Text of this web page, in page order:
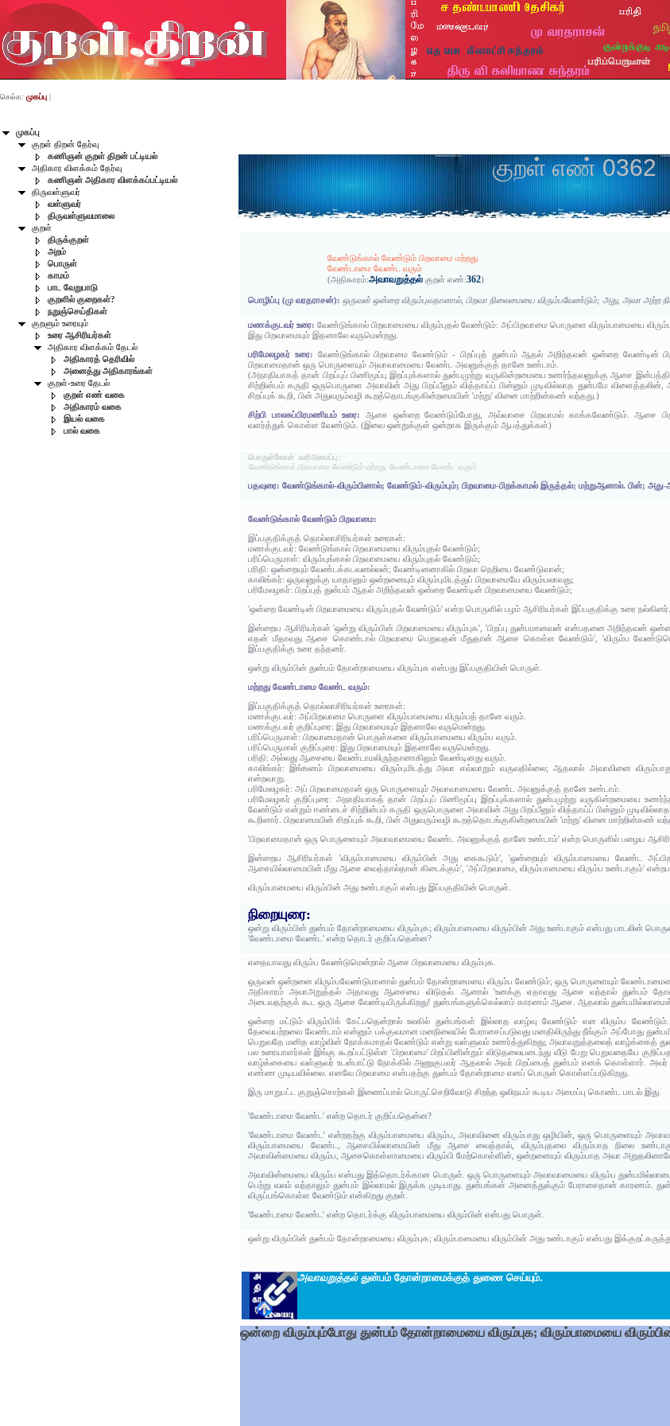
முகப்பு
குறள் திறன் தேர்வு
கணிஞன் குறள் திறன் பட்டியல்
அதிகார விளக்கம் தேர்வு
கணிஞன் அதிகார விளக்கப்பட்டியல்
திருவள்ளுவர்
வள்ளுவர்
திருவள்ளுவமாலை
குறள்
திருக்குறள்
அறம்
பொருள்
காமம்
பாட வேறுபாடு
குறளில் குறைகள்?
நறுஞ்செய்திகள்
குறளும் உரையும்
உரை ஆசிரியர்கள்
அதிகார விளக்கம் தேடல்
அதிகாரத் தெரிவில்
அனைத்து அதிகாரங்கள்
குறள்-உரை தேடல்
குறள் எண் வகை
அதிகாரம் வகை
இயல் வகை
பால் வகை
செல்க: முகப்பு |
குறள் எண் 0362
வேண்டுங்கால் வேண்டும் பிறவாமை மற்றது
வேண்டாமை வேண்ட வரும்
(அதிகாரம்:அவாவறுத்தல் குறள் எண்:362)
பொழிப்பு (மு வரதராசன்): ஒருவன் ஒன்றை விரும்புவதானால், பிறவா நிலைமையை விரும்பவேண்டும்; அது, அவா அற்ற
மணக்குடவர் உரை:வேண்டுங்கால் பிறவாமையை விரும்புதல் வேண்டும்: அப்பிறவாமை பொருளை விரும்பாமையை
இது பிறவாமையும் இதனாலே வருமென்றது.
பரிமேலழகர் உரை: வேண்டுங்கால் பிறவாமை வேண்டும் - பிறப்புத் துன்பம் ஆதல் அறிந்தவன் ஒன்றை
பிறவாமைதான் ஒரு பொருளையும் அவாவாமையை வேண்ட அவனுக்குத் தானே உண்டாம்.
(அநாதியாகத் தான் பிறப்புப் பிணிமூப்பு இறப்புக்களால் துன்பமுற்று வருகின்றமையை உணர்ந்தவனுக்கு ஆசை
சிற்றின்பம் கருதி ஒருபொருளை அவாவின் அது பிறப்பீனும் வித்தாய்ப் பின்னும் முடிவில்லாத துன்பமே
சிறப்புக் கூறி, பின் அதுவரும்வழி கூறத்தொடங்குகின்றமையின் 'மற்று' வினை மாற்றின்கண் வந்தது.)
சிற்பி பாலசுப்பிரமணியம் உரை:ஆசை ஒன்றை வேண்டும்போது, அவ்வாசை பிறவாமல் காக்கவேண்டும். ஆசை
வளர்த்துக் கொள்ள வேண்டும். (இவை ஒன்றுக்குள் ஒன்றாக இருக்கும் ஆபத்துக்கள்)
பொருள்கோள் வரிஅமைப்பு:
வேண்டுங்கால் பிறவாமை வேண்டும் மற்றது வேண்டாமை வேண்ட வரும்.
பதவுரை: வேண்டுங்கால்-விரும்பினால்; வேண்டும்-விரும்பும்; பிறவாமை-பிறக்காமல் இருத்தல்; மற்றுஆனால். பின்;
வேண்டுங்கால் வேண்டும் பிறவாமை:
இப்பகுதிக்குத் தொல்லாசிரியர்கள் உரைகள்:
மணக்குடவர்: வேண்டுங்கால் பிறவாமையை விரும்புதல் வேண்டும்;
பரிப்பெருமாள்: விரும்புங்கால் பிறவாமையை விரும்புதல் வேண்டும்;
பரிதி: ஒன்றையும் வேண்டக்கடவனல்லன்; வேண்டினனாகில் பிறவா நெறியை வேண்டுவான்;
காலிங்கர்: ஒருவனுக்கு யாதானும் ஒன்றனையும் விரும்புமிடத்துப் பிறவாமையே விரும்பலாவது;
பரிமேலழகர்: பிறப்புத் துன்பம் ஆதல் அறிந்தவன் ஒன்றை வேண்டின் பிறவாமையை வேண்டும்;
'ஒன்றை வேண்டின் பிறவாமையை விரும்புதல் வேண்டும்' என்ற பொருளில் பழம் ஆசிரியர்கள் இப்பகுதிக்கு உரை நல்கினர்.
இன்றைய ஆசிரியர்கள் 'ஒன்று விரும்பின் பிறவாமையை விரும்புக', 'பிறப்பு துன்பமானவன் என்பதனை அறிந்தவன்
எதன் மீதாவது ஆசை கொண்டால் பிறவாமை பெறுவதன் மீதுதான் ஆசை கொள்ள வேண்டும்', 'விரும்ப
இப்பகுதிக்கு உரை தந்தனர்.
ஒன்று விரும்பின் துன்பம் தோன்றாமையை விரும்புக என்பது இப்பகுதியின் பொருள்.
மற்றது வேண்டாமை வேண்ட வரும்:
இப்பகுதிக்குத் தொல்லாசிரியர்கள் உரைகள்:
மணக்குடவர்: அப்பிறவாமை பொருளை விரும்பாமையை விரும்பத் தானே வரும்.
மணக்குடவர் குறிப்புரை: இது பிறவாமையும் இதனாலே வருமென்றது.
பரிப்பெருமாள்: பிறவாமைதான் பொருள்களை விரும்பாமையை விரும்ப வரும்.
பரிப்பெருமாள் குறிப்புரை: இது பிறவாமையும் இதனாலே வருமென்றது.
பரிதி: அல்லது ஆசையை வேண்டாமலிருந்தானாகிலும் வேண்டினது வரும்.
காலிங்கர்: இங்ஙனம் பிறவாமையை விரும்புமிடத்து அவா எவ்வாறும் வருவதில்லை; ஆதலால் அவாவினை
என்றவாறு.
பரிமேலழகர்: அப் பிறவாமைதான் ஒரு பொருளையும் அவாவாமையை வேண்ட அவனுக்குத் தானே உண்டாம்.
பரிமேலழகர் குறிப்புரை: அநாதியாகத் தான் பிறப்புப் பிணிமூப்பு இறப்புக்களால் துன்பமுற்று
வேண்டும் என்றும் ஈண்டைச் சிற்றின்பம் கருதி ஒருபொருளை அவாவின் அது பிறப்பீனும் வித்தாய்ப் பின்னும்
கூறினார். பிறவாமையின் சிறப்புக் கூறி, பின் அதுவரும்வழி கூறத்தொடங்குகின்றமையின் 'மற்று' வினை மாற்றின்கண்
'பிறவாமைதான் ஒரு பொருளையும் அவாவாமையை வேண்ட அவனுக்குத் தானே உண்டாம்' என்ற பொருளில் பழைய
இன்றைய ஆசிரியர்கள் 'விரும்பாமையை விரும்பின் அது கைகூடும்', 'ஒன்றையும் விரும்பாமையை வேண்ட
ஆசையில்லாமையின் மீது ஆசை வைத்தால்தான் கிடைக்கும்', 'அப்பிறவாமை, விரும்பாமையை விரும்ப உண்டாகும்'
விரும்பாமையை விரும்பின் அது உண்டாகும் என்பது இப்பகுதியின் பொருள்.
நிறையுரை:
ஒன்று விரும்பின் துன்பம் தோன்றாமையை விரும்புக; விரும்பாமையை விரும்பின் அது உண்டாகும் என்பது பாடலின்
'வேண்டாமை வேண்ட' என்ற தொடர் குறிப்பதென்ன?
எதையாவது விரும்ப வேண்டுமென்றால் ஆசை பிறவாமையை விரும்புக.
ஒருவன் ஒன்றனை விரும்பவேண்டுமானால் துன்பம் தோன்றாமையை விரும்ப வேண்டும்; ஒரு பொருளையும்
அதிகாரம் அவாஅறுத்தல் அதாவது ஆசையை விடுதல். ஆனால் 'உனக்கு ஏதாவது ஆசை வந்தால் துன்பம்
அடைவதற்குக் கூட ஒரு ஆசை வேண்டியிருக்கிறது! துன்பங்களுக்கெல்லாம் காரணம் ஆசை. ஆதலால்
ஒன்றை மட்டும் விரும்பிக் கேட்பதென்றால் உலகில் துன்பங்கள் இல்லாத வாழ்வு வேண்டும் என விரும்ப
தேவையற்றவை வேண்டாம் என்னும் பக்குவமான மனநிலையில் பேராசைப்படுவது மனதிலிருந்து நீங்கும் அப்போது
பெறுவதே மனித வாழ்வின் நோக்கமாதல் வேண்டும் என்று வள்ளுவம் உணர்த்துகிறது; அவாவறுத்தலைத் வாழ்க்கைத்
பல உரையாளர்கள் இங்கு கூறப்பட்டுள்ள 'பிறவாமை' பிறப்பினின்றும் விடுதலையடைந்து வீடு பேறு பெறுவதையே
வாழ்க்கையை வள்ளுவர் உடன்பாட்டு நோக்கில் அணுகுபவர் ஆதலால் அவர் பிறப்பைத் துன்பம் எனக் கொள்ளார். அவர்
எண்ண முடியவில்லை. எனவே பிறவாமை என்பதற்கு துன்பம் தோன்றாமை எனப் பொருள் கொள்ளப்படுகிறது.
இரு மாறுபட்ட குறுஞ்சொற்கள் இணைப்பால் பொருட்செறிவோடு சிறந்த ஒலிநயம் கூடிய அமைப்பு கொண்ட பாடல் இது.
'வேண்டாமை வேண்ட' என்ற தொடர் குறிப்பதென்ன?
'வேண்டாமை வேண்ட' என்றதற்கு விரும்பாமையை விரும்ப, அவாவினை விரும்பாது ஒழியின், ஒரு பொருளையும்
விரும்பாமையை வேண்ட, ஆசையில்லாமையின் மீது ஆசை வைத்தால், விரும்புதலை விரும்பாத நிலை
அவாவின்மையை விரும்ப, ஆசைகொள்ளாமையை விரும்பி மேற்கொள்ளின், ஒன்றனையும் விரும்பாத அவா அறுதலினாலே
அவாவின்மையை விரும்ப என்பது இத்தொடர்க்கான பொருள். ஒரு பொருளையும் அவாவாமையை விரும்ப
பெற்று வலம் வந்தாலும் துன்பம் இல்லாமல் இருக்க முடியாது. துன்பங்கள் அனைத்துக்கும் பேராசைதான் காரணம்.
விருப்பங்கொள்ள வேண்டும் என்கிறது குறள்.
'வேண்டாமை வேண்ட' என்ற தொடர்க்கு விரும்பாமையை விரும்பின் என்பது பொருள்.
ஒன்று விரும்பின் துன்பம் தோன்றாமையை விரும்புக; விரும்பாமையை விரும்பின் அது உண்டாகும் என்பது
அவாவறுத்தல்துன்பம் தோன்றாமைக்குத் துணை செய்யும்.
ஒன்றை விரும்பும்போது துன்பம் தோன்றாமையை விரும்புக; விரும்பாமையை